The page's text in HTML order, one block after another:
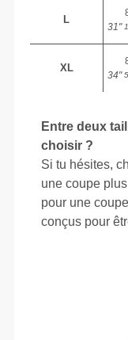
L
31"
XL
34"
Entre deux
choisir ?
Si tu hésites,
une coupe
pour une
conçus pour